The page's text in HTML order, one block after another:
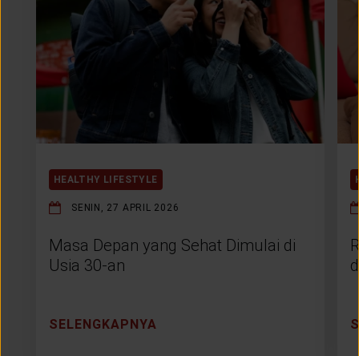
HEALTHY LIFESTYLE
SENIN, 27 APRIL 2026
Masa Depan yang Sehat Dimulai di
Usia 30-an
SELENGKAPNYA